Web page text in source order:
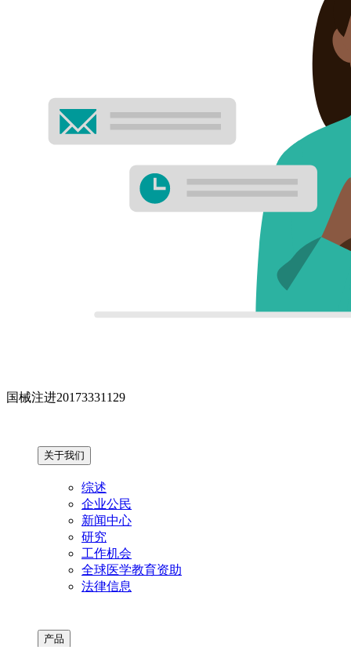
国械注进20173331129
关于我们
综述
企业公民
新闻中心
研究
工作机会
全球医学教育资助
法律信息
产品